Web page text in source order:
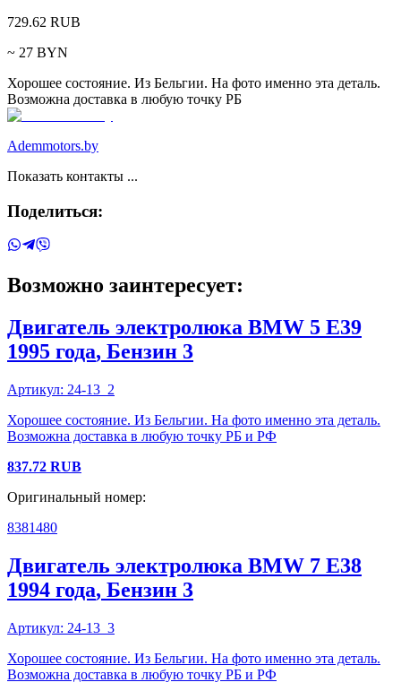
729.62 RUB
~ 27 BYN
Хорошее состояние. Из Бельгии. На фото именно эта деталь.
Возможна доставка в любую точку РБ
Аdemmotors.by
Показать контакты ...
Поделиться:
Возможно заинтересует:
Двигатель электролюка BMW 5 E39
1995 года, Бензин 3
Артикул: 24-13_2
Хорошее состояние. Из Бельгии. На фото именно эта деталь.
Возможна доставка в любую точку РБ и РФ
837.72 RUB
Оригинальный номер:
8381480
Двигатель электролюка BMW 7 E38
1994 года, Бензин 3
Артикул: 24-13_3
Хорошее состояние. Из Бельгии. На фото именно эта деталь.
Возможна доставка в любую точку РБ и РФ